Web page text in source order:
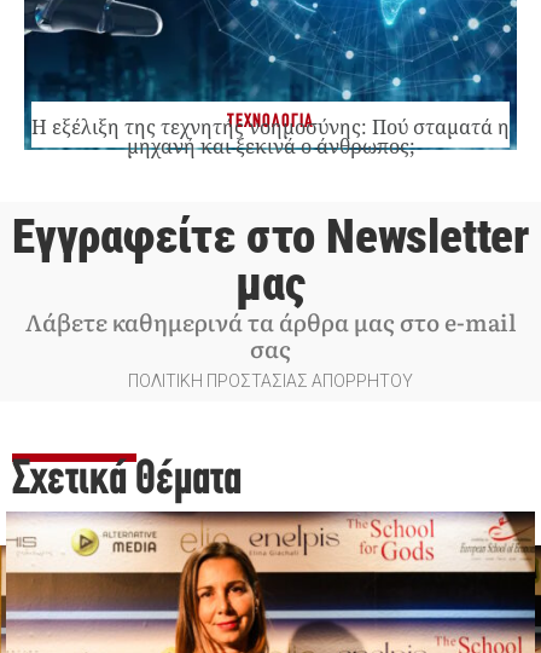
ΤΕΧΝΟΛΟΓΙΑ
Η εξέλιξη της τεχνητής νοημοσύνης: Πού σταματά η
μηχανή και ξεκινά ο άνθρωπος;
Εγγραφείτε στο Newsletter
μας
Λάβετε καθημερινά τα άρθρα μας στο e-mail
σας
ΠΟΛΙΤΙΚΗ ΠΡΟΣΤΑΣΙΑΣ ΑΠΟΡΡΗΤΟΥ
Σχετικά Θέματα